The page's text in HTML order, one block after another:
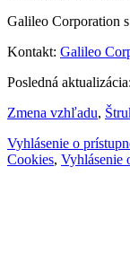
Galileo Corporation
Kontakt: Galileo
Posledná
Zmena vzhľadu,
Vyhlásenie o
Cookies, Vyhlásenie